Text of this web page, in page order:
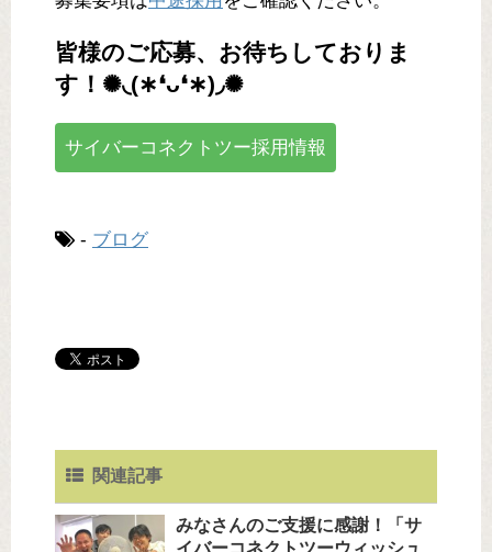
皆様のご応募、お待ちしておりま
す！✺◟(∗❛ᴗ❛∗)◞✺
サイバーコネクトツー採用情報
- ブログ
関連記事
みなさんのご支援に感謝！「サ